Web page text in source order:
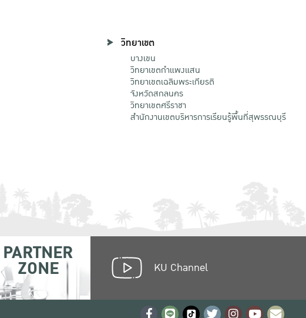
วิทยาเขต
บางเขน
วิทยาเขตกําแพงแสน
วิทยาเขตเฉลิมพระเกียรติ
จังหวัดสกลนคร
วิทยาเขตศรีราชา
สำนักงานเขตบริหารการเรียนรู้พื้นที่สุพรรณบุรี
PARTNER
ZONE KU Channel